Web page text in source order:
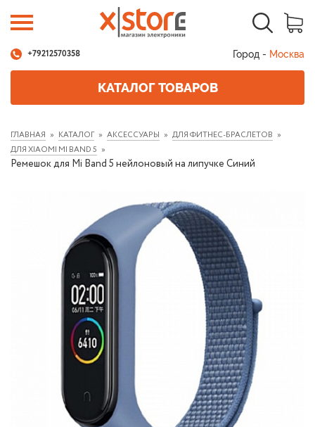
+79212570358 Город - Москва
КАТАЛОГ ТОВАРОВ
ГЛАВНАЯ КАТАЛОГ АКСЕССУАРЫ
ДЛЯ ФИТНЕС-БРАСЛЕТОВ
ДЛЯ XIAOMI MI BAND 5
Ремешок для Mi Band 5 нейлоновый на липучке Синий